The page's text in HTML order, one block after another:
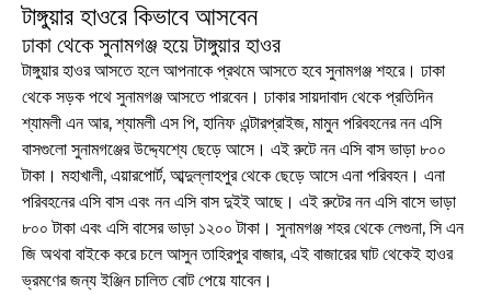
টাঙ্গুয়ার হাওরে কিভাবে আসবেন
ঢাকা থেকে সুনামগঞ্জ হয়ে টাঙ্গুয়ার হাওর
টাঙ্গুয়ার হাওর আসতে হলে আপনাকে প্রথমে আসতে হবে সুনামগঞ্জ শহরে। ঢাকা
থেকে সড়ক পথে সুনামগঞ্জ আসতে পারবেন। ঢাকার সায়দাবাদ থেকে প্রতিদিন
শ্যামলী এন আর, শ্যামলী এস পি, হানিফ এন্টারপ্রাইজ, মামুন পরিবহনের নন এসি
বাসগুলো সুনামগঞ্জের উদ্দ্যেশ্যে ছেড়ে আসে। এই রুটে নন এসি বাস ভাড়া ৮০০
টাকা। মহাখালী, এয়ারপোর্ট, আব্দুল্লাহপুর থেকে ছেড়ে আসে এনা পরিবহন। এনা
পরিবহনের এসি বাস এবং নন এসি বাস দুইই আছে। এই রুটের নন এসি বাসে ভাড়া
৮০০ টাকা এবং এসি বাসের ভাড়া ১২০০ টাকা। সুনামগঞ্জ শহর থেকে লেগুনা, সি এন
জি অথবা বাইকে করে চলে আসুন তাহিরপুর বাজার, এই বাজারের ঘাট থেকেই হাওর
ভ্রমণের জন্য ইঞ্জিন চালিত বোট পেয়ে যাবেন।